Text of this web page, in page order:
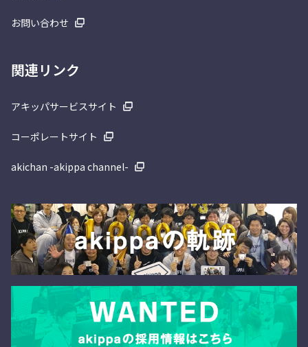
お問い合わせ
関連リンク
アキッパサービスサイト
コーポレートサイト
akichan -akippa channel-